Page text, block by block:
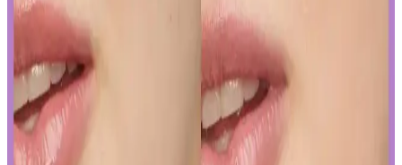
Gözaltı kapatıcısı seçimi ve uygulama teknikleriyle doğal görünüm
yakalamak için hafif ürünler ve doğru uygulama yöntemleri
önemlidir. İnce katmanlar ve uygun tonlar ile göz altlarınızda doğal
parlaklık sağlayabilirsiniz.
Ağız Bakımı ve Hijyenin Temel Unsurları: Günlük
Diş Temizliği ve Koruyucu Ürünler